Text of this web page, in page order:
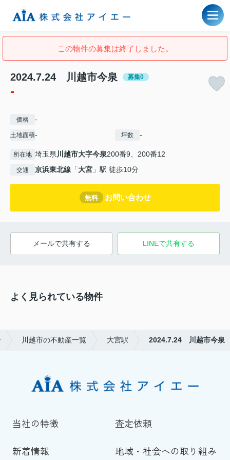
この物件の募集は終了しました。
2024.7.24 川越市今泉 募集0
-
価格 -
土地面積- 坪数 -
所在地 埼玉県川越市大字今泉200番9、200番12
交通 京浜東北線 「大宮 」駅 徒歩10分
無料 お問い合わせ
メールで共有する LINEで共有する
よく見られている物件
川越市の不動産一覧 大宮駅 2024.7.24 川越市今泉
当社の特徴 査定依頼
新着情報 地域・社会への取り組み